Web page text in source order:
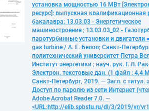
установка мощностью 16 МВт
ресурс]: выпускная квалификационная
бакалавра: 13.03.03 - Энергетическое
машиностроение ; 13.03.03_02 -
паротурбинные установки и двигатели
gas turbine / А. Е. Белов; Санкт-
политехнический университет Петра
Институт энергетики ; науч. рук. Г. Л.
Электрон. текстовые дан. (1 файл : 4,4
Санкт-Петербург, 2019. — Загл. с титул.
Доступ по паролю из сети Интернет
Adobe Acrobat Reader 7.0. —
<URL:http://elib.spbstu.ru/dl/3/2019/vr/